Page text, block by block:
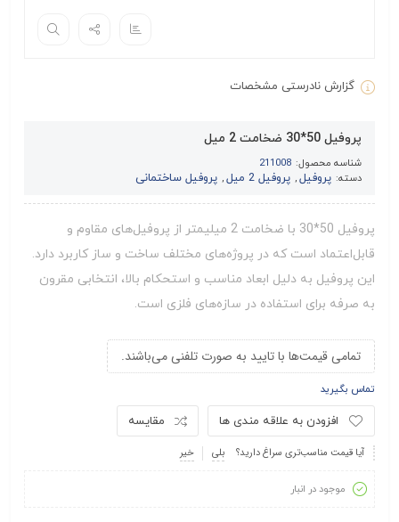
گزارش نادرستی مشخصات
پروفیل 50*30 ضخامت 2 میل
شناسه محصول: 211008
دسته: پروفیل, پروفیل 2 میل , پروفیل ساختمانی
پروفیل 50*30 با ضخامت 2 میلیمتر از پروفیل‌های مقاوم و
قابل‌اعتماد است که در پروژه‌های مختلف ساخت و ساز کاربرد دارد.
این پروفیل به دلیل ابعاد مناسب و استحکام بالا، انتخابی مقرون
به صرفه برای استفاده در سازه‌های فلزی است.
تمامی قیمت‌ها با تایید به صورت تلفنی می‌باشند.
تماس بگیرید
مقایسه افزودن به علاقه مندی ها
آیا قیمت مناسب‌تری سراغ دارید؟ بلی خیر
موجود در انبار